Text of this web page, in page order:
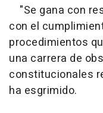
"Se gana con
con el
procedimientos
una carrera de
constitucionales
ha esgrimido.